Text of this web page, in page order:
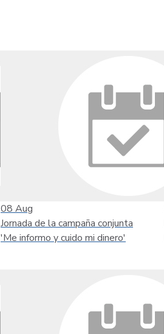
08 Aug
Jornada de la campaña conjunta
'Me informo y cuido mi dinero'